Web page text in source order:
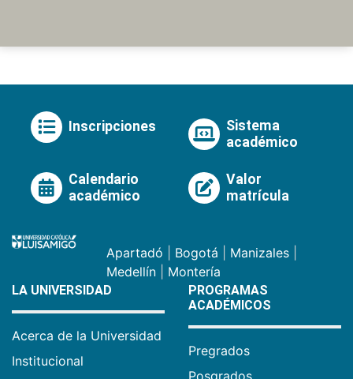
Inscripciones
Sistema
académico
Calendario
académico
Valor
matrícula
Apartadó Bogotá Manizales
Medellín
Montería
LA UNIVERSIDAD
Acerca de la Universidad
Institucional
PROGRAMAS
ACADÉMICOS
Pregrados
Posgrados